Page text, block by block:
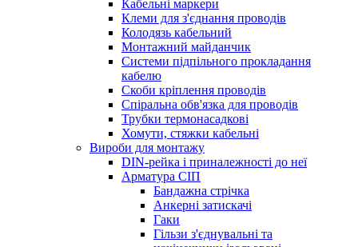
Кабельні маркери
Клеми для з'єднання проводів
Колодязь кабельний
Монтажний майданчик
Системи підпільного прокладання
кабелю
Скоби кріплення проводів
Спіральна обв'язка для проводів
Трубки термонасадкові
Хомути, стяжки кабельні
Вироби для монтажу
DIN-рейка і приналежності до неї
Арматура СІП
Бандажна стрічка
Анкерні затискачі
Гаки
Гільзи з'єднувальні та